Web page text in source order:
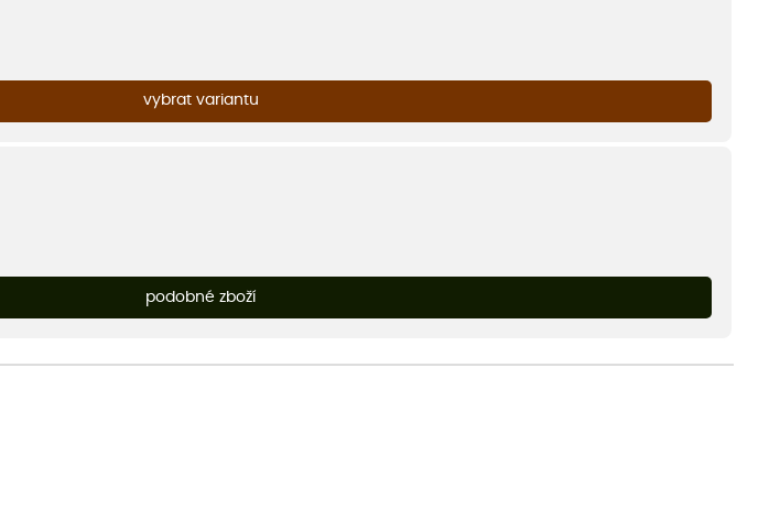
vybrat variantu
podobné zboží